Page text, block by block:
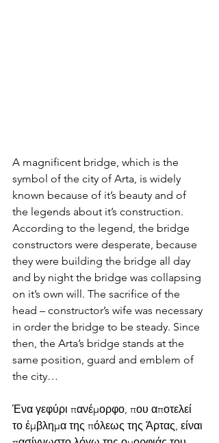
A magnificent bridge, which is the
symbol of the city of Arta, is widely
known because of it’s beauty and of
the legends about it’s construction.
According to the legend, the bridge
constructors were desperate, because
they were building the bridge all day
and by night the bridge was collapsing
on it’s own will. The sacrifice of the
head – constructor’s wife was necessary
in order the bridge to be steady. Since
then, the Arta’s bridge stands at the
same position, guard and emblem of
the city…
Ένα γεφύρι πανέμορφο, που αποτελεί
το έμβλημα της πόλεως της Άρτας, είναι